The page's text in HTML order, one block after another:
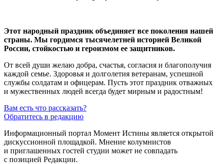
Этот народный праздник объединяет все поколения нашей
страны. Мы гордимся тысячелетней историей Великой
России, стойкостью и героизмом ее защитников.
От всей души желаю добра, счастья, согласия и благополучия
каждой семье. Здоровья и долголетия ветеранам, успешной
службы солдатам и офицерам. Пусть этот праздник отважных
и мужественных людей всегда будет мирным и радостным!
Вам есть что рассказать?
Обратитесь в редакцию
Информационный портал Момент Истины является открытой
дискуссионной площадкой. Мнение колумнистов
и приглашенных гостей студии может не совпадать
с позицией Редакции.